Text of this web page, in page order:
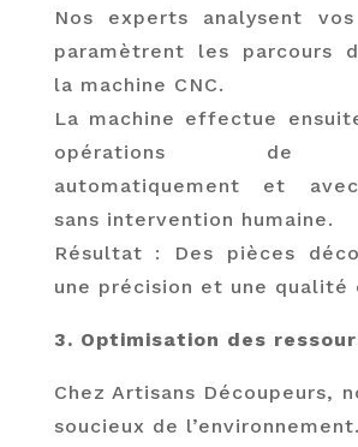
Nos experts analysent
paramètrent les parcours
la machine CNC.
La machine effectue
opérations de
automatiquement et
sans intervention humaine.
Résultat : Des pièces
une précision et une qualité
3. Optimisation des
Chez Artisans Découpeurs,
soucieux de l’environnement.